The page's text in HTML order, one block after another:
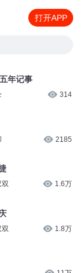
打开APP
年记事
314
2185
双 1.6万
双 1.8万